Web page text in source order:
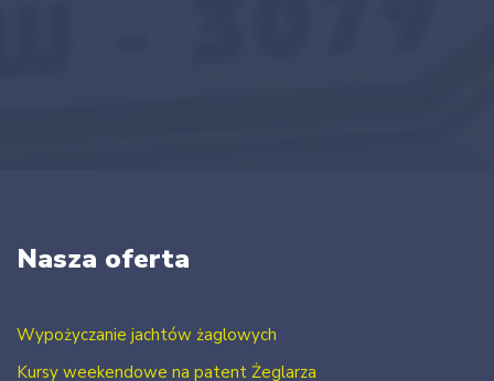
Nasza oferta
Wypożyczanie jachtów żaglowych
Kursy weekendowe na patent Żeglarza